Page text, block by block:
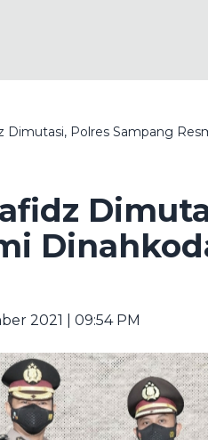
Dimutasi, Polres Sampang
2021 | 09:54 PM